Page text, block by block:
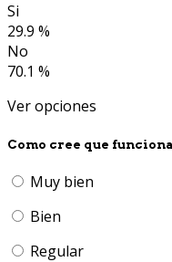
Si
29.9 %
No
70.1 %
Ver opciones
Como cree que
Muy bien
Bien
Regular